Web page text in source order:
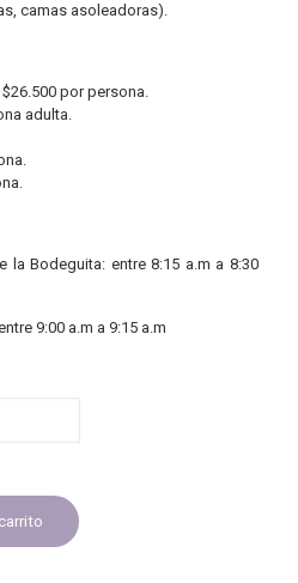
camas asoleadoras).
por persona.
adulta.
la Bodeguita: entre 8:15 a.m a 8:30
9:00 a.m a 9:15 a.m